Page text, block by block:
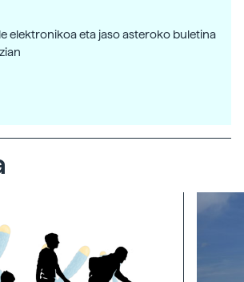
elektronikoa eta jaso asteroko buletina